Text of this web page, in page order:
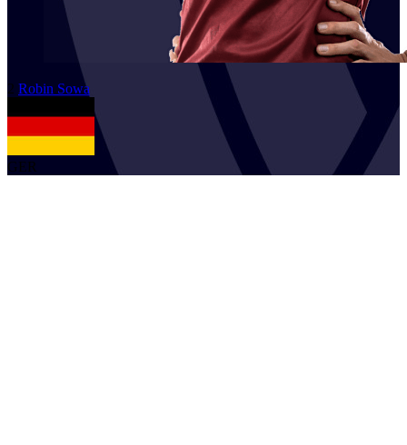
2 Robin Sowa
GER